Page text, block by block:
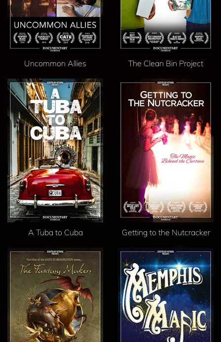
Uncommon Allies The Clean Bin Project
A Tuba to Cuba Getting to the Nutcracker